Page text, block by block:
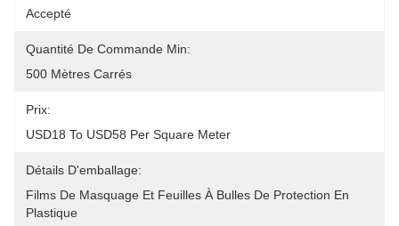
Accepté
Quantité De Commande Min:
500 Mètres Carrés
Prix:
USD18 To USD58 Per Square Meter
Détails D'emballage:
Films De Masquage Et Feuilles À Bulles De Protection En
Plastique